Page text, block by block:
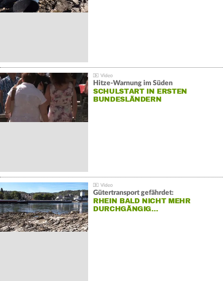
Hitze-Warnung im Süden
SCHULSTART IN ERSTEN
BUNDESLÄNDERN
Gütertransport gefährdet:
RHEIN BALD NICHT MEHR
DURCHGÄNGIG…